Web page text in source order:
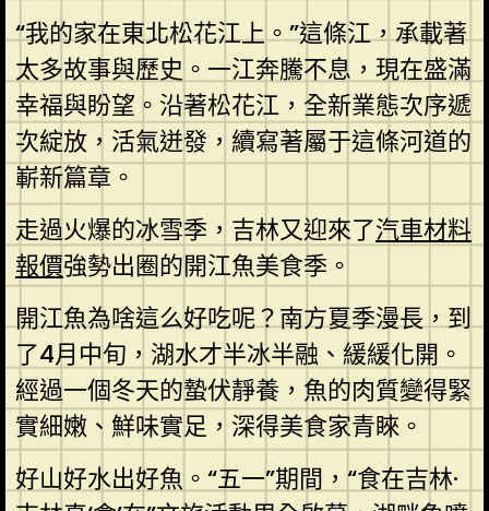
“我的家在東北松花江上。”這條江，承載著
太多故事與歷史。一江奔騰不息，現在盛滿
幸福與盼望。沿著松花江，全新業態次序遞
次綻放，活氣迸發，續寫著屬于這條河道的
嶄新篇章。
走過火爆的冰雪季，吉林又迎來了汽車材料
報價強勢出圈的開江魚美食季。
開江魚為啥這么好吃呢？南方夏季漫長，到
了4月中旬，湖水才半冰半融、緩緩化開。
經過一個冬天的蟄伏靜養，魚的肉質變得緊
實細嫩、鮮味實足，深得美食家青睞。
好山好水出好魚。“五一”期間，“食在吉林·